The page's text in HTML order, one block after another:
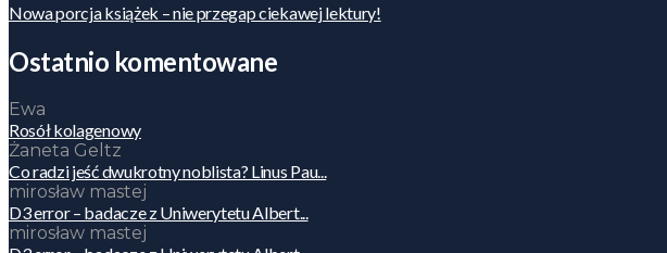
Nowa porcja książek – nie przegap ciekawej lektury!
Ostatnio komentowane
Ewa
Rosół kolagenowy
Żaneta Geltz
Co radzi jeść dwukrotny noblista? Linus Pau...
mirosław mastej
D3 error – badacze z Uniwerytetu Albert...
mirosław mastej